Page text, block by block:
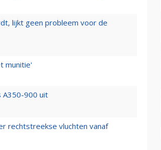
lijkt geen probleem voor de
munitie'
A350-900 uit
rechtstreekse vluchten vanaf